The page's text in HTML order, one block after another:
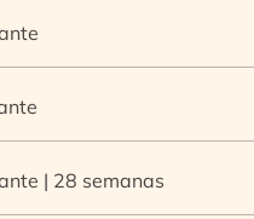
| 28 semanas